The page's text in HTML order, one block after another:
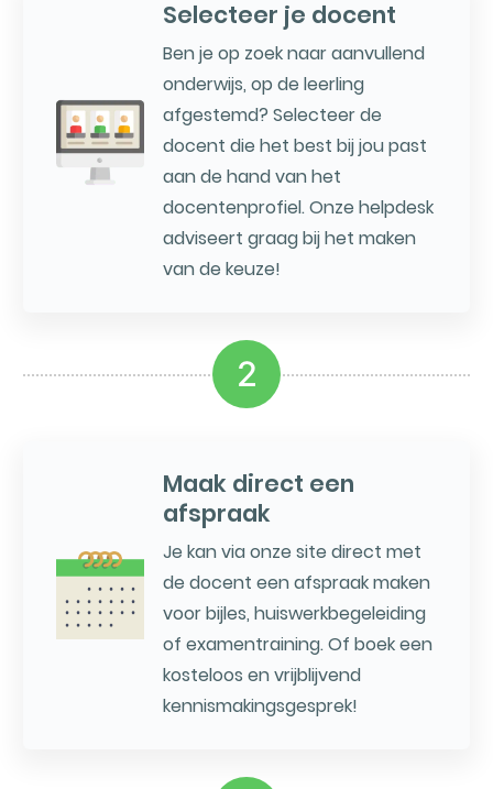
Selecteer je docent
Ben je op zoek naar aanvullend
onderwijs, op de leerling
afgestemd? Selecteer de
docent die het best bij jou past
aan de hand van het
docentenprofiel. Onze helpdesk
adviseert graag bij het maken
van de keuze!
2
Maak direct een
afspraak
Je kan via onze site direct met
de docent een afspraak maken
voor bijles, huiswerkbegeleiding
of examentraining. Of boek een
kosteloos en vrijblijvend
kennismakingsgesprek!